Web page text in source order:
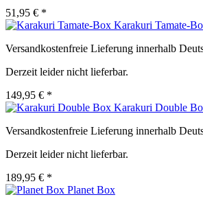
51,95 € *
Karakuri Tamate-
Versandkostenfreie Lieferung innerhalb
Derzeit leider nicht lieferbar.
149,95 € *
Karakuri Double
Versandkostenfreie Lieferung innerhalb
Derzeit leider nicht lieferbar.
189,95 € *
Planet Box